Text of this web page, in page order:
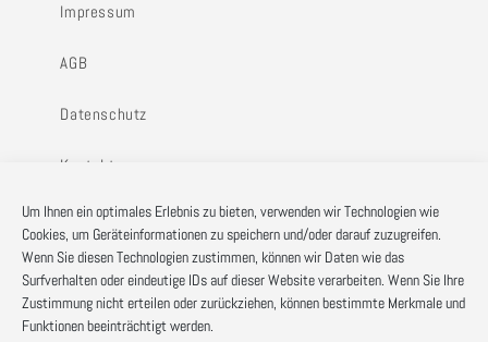
Um Ihnen ein optimales Erlebnis zu bieten, verwenden wir Technologien wie
Cookies, um Geräteinformationen zu speichern und/oder darauf zuzugreifen.
Wenn Sie diesen Technologien zustimmen, können wir Daten wie das
Surfverhalten oder eindeutige IDs auf dieser Website verarbeiten. Wenn Sie Ihre
Zustimmung nicht erteilen oder zurückziehen, können bestimmte Merkmale und
Funktionen beeinträchtigt werden.
Impressum
AGB
Datenschutz
Kontakt
Diese Website ist durch reCAPTCHA geschützt und es
gelten dieDatenschutzbestimmungen